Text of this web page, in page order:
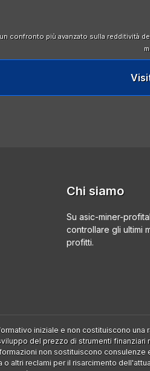
confronto più avanzato sulla redditività
Chi siamo
Su asic-miner-
controllare gli ultimi
profitti.
iniziale e non costituiscono
del prezzo di strumenti
non sostituiscono
altri reclami per il risarcimento